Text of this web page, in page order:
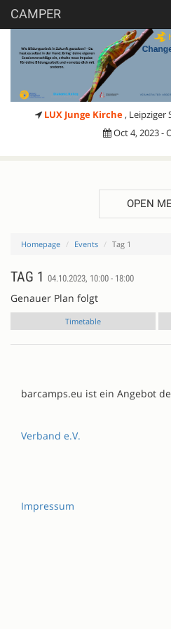
CAMPER
LUX Junge Kirche , Leipziger
Oct 4, 2023 -
OPEN
Homepage Events Tag 1
TAG 1 04.10.2023, 10:00 - 18:00
Genauer Plan folgt
Timetable
barcamps.eu ist ein Angebot
Verband e.V.
Impressum